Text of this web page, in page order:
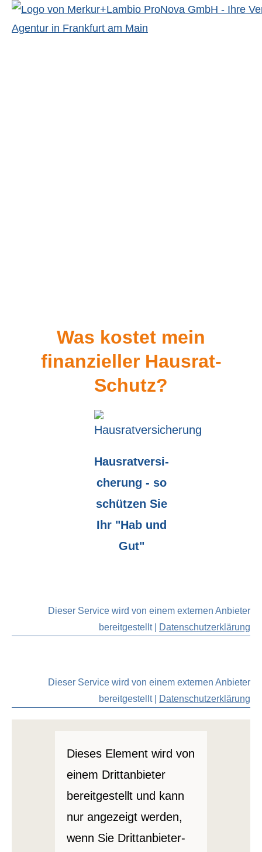
Was kostet mein
finanzieller Hausrat-
Schutz?
Haus­rat­ver­si­
che­rung - so
schützen Sie
Ihr "Hab und
Gut"
Dieser Service wird von einem externen Anbieter
bereitgestellt |
Datenschutzerklärung
Dieser Service wird von einem externen Anbieter
bereitgestellt |
Datenschutzerklärung
Dieses Element wird von
einem Drittanbieter
bereitgestellt und kann
nur angezeigt werden,
wenn Sie Drittanbieter-